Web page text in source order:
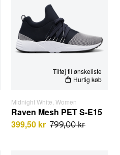
EU STØRRELSER
Tilføj til ønskeliste
Hurtig køb
Midnight White, Women
Raven Mesh PET S-E15
399,50 kr 799,00 kr